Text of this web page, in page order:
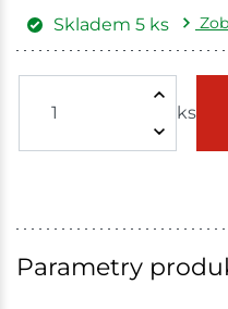
ks
Skladem 5 ks
Skladem - ihned k
Havlíčkův Brod
Parametry